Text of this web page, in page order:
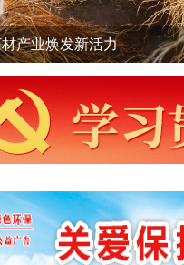
产业焕发新活力